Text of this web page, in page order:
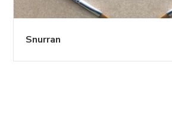
Snurran